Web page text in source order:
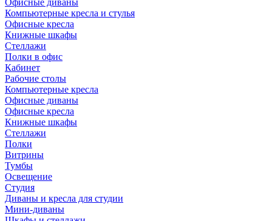
Офисные диваны
Компьютерные кресла и стулья
Офисные кресла
Книжные шкафы
Стеллажи
Полки в офис
Кабинет
Рабочие столы
Компьютерные кресла
Офисные диваны
Офисные кресла
Книжные шкафы
Стеллажи
Полки
Витрины
Тумбы
Освещение
Студия
Диваны и кресла для студии
Мини-диваны